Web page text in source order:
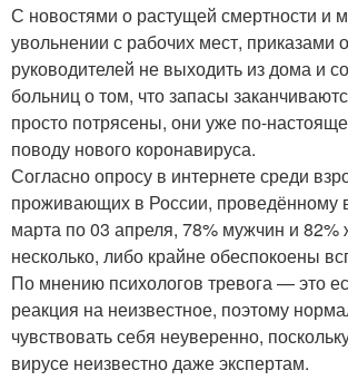
С новостями о растущей смертности и
увольнении с рабочих мест, приказами
руководителей не выходить из дома и
больниц о том, что запасы
просто потрясены, они уже по-
поводу нового коронавируса.
Согласно опросу в интернете среди
проживающих в России, проведённому
марта по 03 апреля, 78% мужчин и
несколько, либо крайне обеспокоены
По мнению психологов тревога — это
реакция на неизвестное, поэтому
чувствовать себя неуверенно,
вирусе неизвестно даже экспертам.